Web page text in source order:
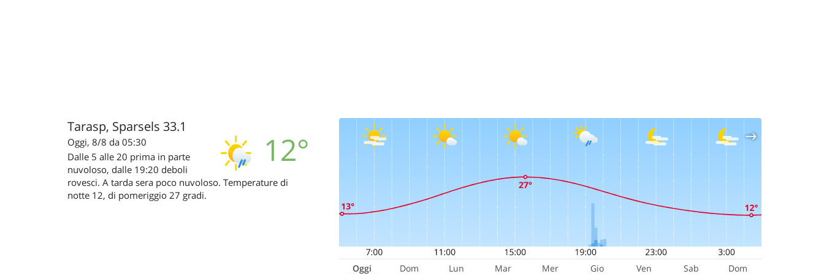
Tarasp, Sparsels 33.1
12°
Oggi, 8/8 da 05:30
Dalle 5 alle 20 prima in parte
nuvoloso, dalle 19:20 deboli
rovesci. A tarda sera poco nuvoloso. Temperature di
notte 12, di pomeriggio 27 gradi.
Oggi Dom Lun Mar Mer Gio Ven Sab Dom